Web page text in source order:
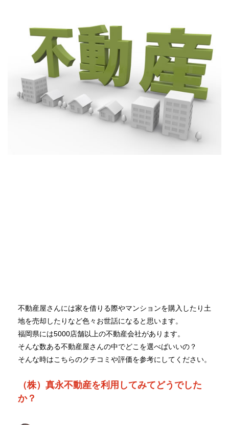
不動産屋さんには家を借りる際やマンションを購入したり土
地を売却したりなど色々お世話になると思います。
福岡県には5000店舗以上の不動産会社があります。
そんな数ある不動産屋さんの中でどこを選べばいいの？
そんな時はこちらのクチコミや評価を参考にしてください。
（株）真永不動産を利用してみてどうでした
か？